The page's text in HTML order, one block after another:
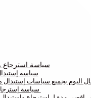
سياسة استرجاع
سياسة